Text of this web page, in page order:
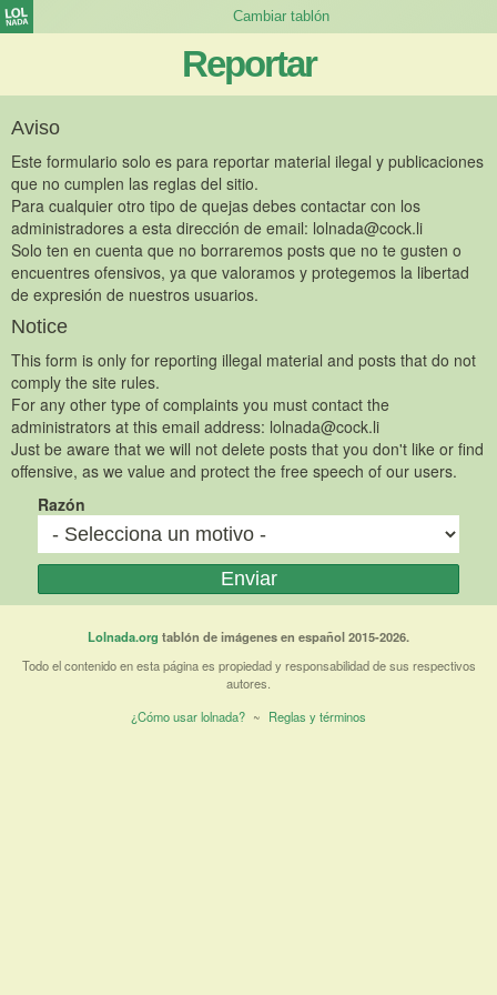
Reportar
Aviso
Este formulario solo es para reportar material ilegal y publicaciones
que no cumplen las reglas del sitio.
Para cualquier otro tipo de quejas debes contactar con los
administradores a esta dirección de email: lolnada@cock.li
Solo ten en cuenta que no borraremos posts que no te gusten o
encuentres ofensivos, ya que valoramos y protegemos la libertad
de expresión de nuestros usuarios.
Notice
This form is only for reporting illegal material and posts that do not
comply the site rules.
For any other type of complaints you must contact the
administrators at this email address: lolnada@cock.li
Just be aware that we will not delete posts that you don't like or find
offensive, as we value and protect the free speech of our users.
Razón
Lolnada.org tablón de imágenes en español 2015-2026.
Todo el contenido en esta página es propiedad y responsabilidad de sus respectivos
autores.
¿Cómo usar lolnada? ~ Reglas y términos